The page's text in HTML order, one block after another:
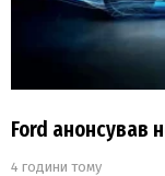
Ford анонсував
4 години тому